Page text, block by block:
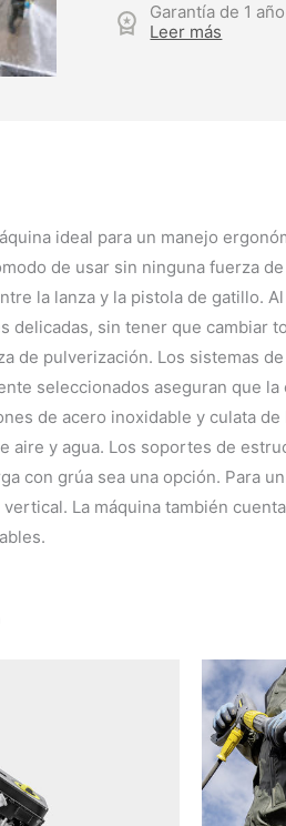
Garantía de 1
Leer más
ideal para un manejo
de usar sin ninguna fuerza
la lanza y la pistola de gatillo.
sin tener que cambiar
de pulverización. Los sistemas
seleccionados aseguran que
de acero inoxidable y culata
y agua. Los soportes de
con grúa sea una opción. Para
La máquina también